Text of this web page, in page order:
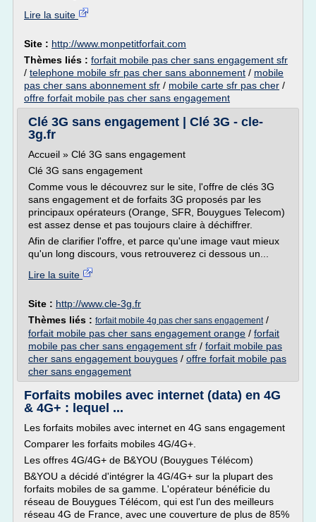
Lire la suite
Site : http://www.monpetitforfait.com
Thèmes liés : forfait mobile pas cher sans engagement sfr
/ telephone mobile sfr pas cher sans abonnement / mobile
pas cher sans abonnement sfr / mobile carte sfr pas cher /
offre forfait mobile pas cher sans engagement
Clé 3G sans engagement | Clé 3G - cle-
3g.fr
Accueil » Clé 3G sans engagement
Clé 3G sans engagement
Comme vous le découvrez sur le site, l'offre de clés 3G
sans engagement et de forfaits 3G proposés par les
principaux opérateurs (Orange, SFR, Bouygues Telecom)
est assez dense et pas toujours claire à déchiffrer.
Afin de clarifier l'offre, et parce qu'une image vaut mieux
qu'un long discours, vous retrouverez ci dessous un...
Lire la suite
Site : http://www.cle-3g.fr
Thèmes liés : forfait mobile 4g pas cher sans engagement/
forfait mobile pas cher sans engagement orange / forfait
mobile pas cher sans engagement sfr / forfait mobile pas
cher sans engagement bouygues / offre forfait mobile pas
cher sans engagement
Forfaits mobiles avec internet (data) en 4G
& 4G+ : lequel ...
Les forfaits mobiles avec internet en 4G sans engagement
Comparer les forfaits mobiles 4G/4G+.
Les offres 4G/4G+ de B&YOU (Bouygues Télécom)
B&YOU a décidé d'intégrer la 4G/4G+ sur la plupart des
forfaits mobiles de sa gamme. L'opérateur bénéficie du
réseau de Bouygues Télécom, qui est l'un des meilleurs
réseau 4G de France, avec une couverture de plus de 85%